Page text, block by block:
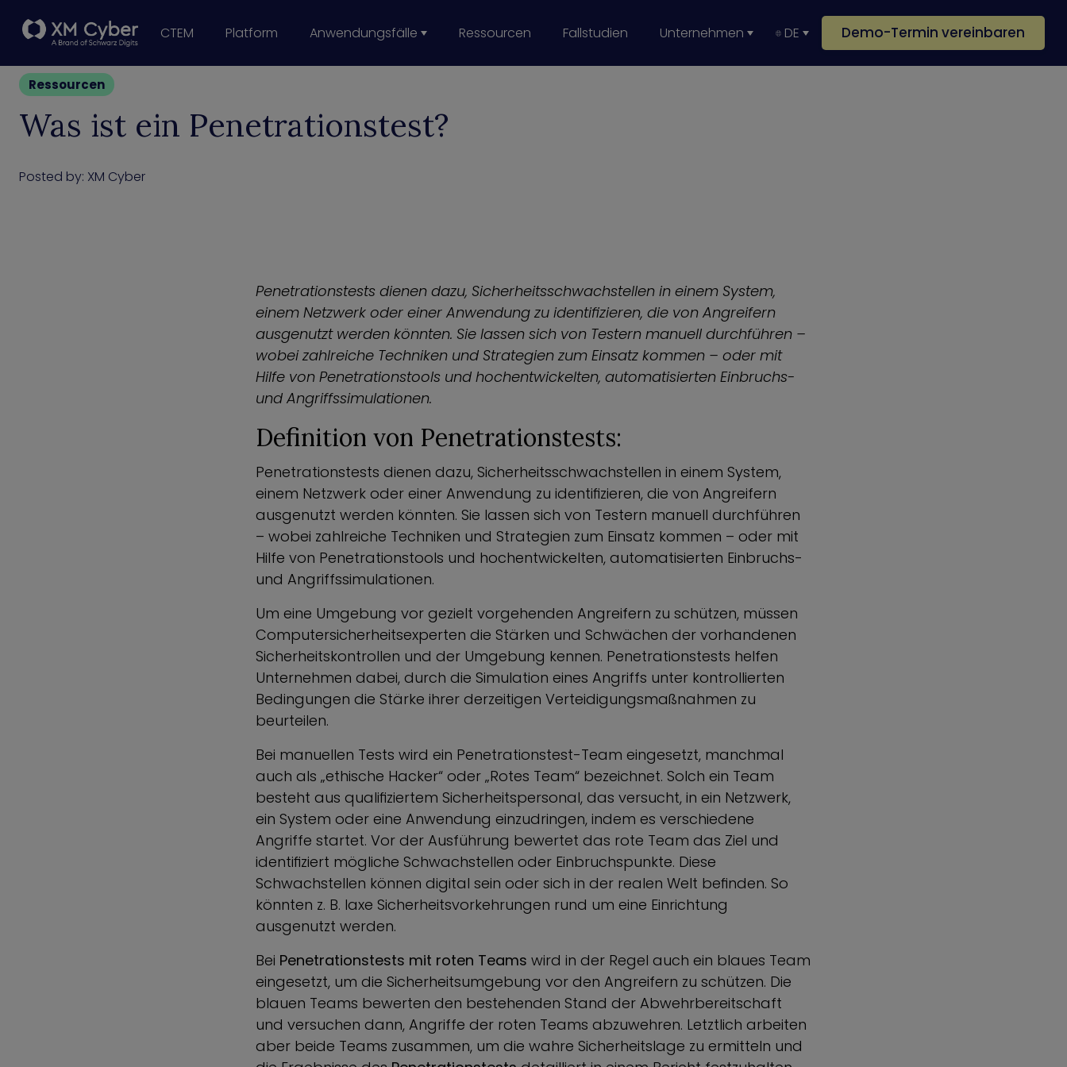
CTEM Platform Anwendungsfälle Ressourcen Fallstudien Unternehmen DE Demo-Termin vereinbaren
Ressourcen
Was ist ein Penetrationstest?
Posted by: XM Cyber
Penetrationstests dienen dazu, Sicherheitsschwachstellen in einem System,
einem Netzwerk oder einer Anwendung zu identifizieren, die von Angreifern
ausgenutzt werden könnten. Sie lassen sich von Testern manuell durchführen –
wobei zahlreiche Techniken und Strategien zum Einsatz kommen – oder mit
Hilfe von Penetrationstools und hochentwickelten, automatisierten Einbruchs-
und Angriffssimulationen.
Definition von Penetrationstests:
Penetrationstests dienen dazu, Sicherheitsschwachstellen in einem System,
einem Netzwerk oder einer Anwendung zu identifizieren, die von Angreifern
ausgenutzt werden könnten. Sie lassen sich von Testern manuell durchführen
– wobei zahlreiche Techniken und Strategien zum Einsatz kommen – oder mit
Hilfe von Penetrationstools und hochentwickelten, automatisierten Einbruchs-
und Angriffssimulationen.
Um eine Umgebung vor gezielt vorgehenden Angreifern zu schützen, müssen
Computersicherheitsexperten die Stärken und Schwächen der vorhandenen
Sicherheitskontrollen und der Umgebung kennen. Penetrationstests helfen
Unternehmen dabei, durch die Simulation eines Angriffs unter kontrollierten
Bedingungen die Stärke ihrer derzeitigen Verteidigungsmaßnahmen zu
beurteilen.
Bei manuellen Tests wird ein Penetrationstest-Team eingesetzt, manchmal
auch als „ethische Hacker“ oder „Rotes Team“ bezeichnet. Solch ein Team
besteht aus qualifiziertem Sicherheitspersonal, das versucht, in ein Netzwerk,
ein System oder eine Anwendung einzudringen, indem es verschiedene
Angriffe startet. Vor der Ausführung bewertet das rote Team das Ziel und
identifiziert mögliche Schwachstellen oder Einbruchspunkte. Diese
Schwachstellen können digital sein oder sich in der realen Welt befinden. So
könnten z. B. laxe Sicherheitsvorkehrungen rund um eine Einrichtung
ausgenutzt werden.
Bei Penetrationstests mit roten Teams wird in der Regel auch ein blaues Team
eingesetzt, um die Sicherheitsumgebung vor den Angreifern zu schützen. Die
blauen Teams bewerten den bestehenden Stand der Abwehrbereitschaft
und versuchen dann, Angriffe der roten Teams abzuwehren. Letztlich arbeiten
aber beide Teams zusammen, um die wahre Sicherheitslage zu ermitteln und